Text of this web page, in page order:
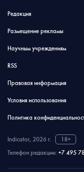
Редакция
Размещение рекламы
Научным учреждениям
RSS
Правовая информация
Условия использования
Политика
Indicator, 2026 г.
18+
Телефон редакции: +7 495